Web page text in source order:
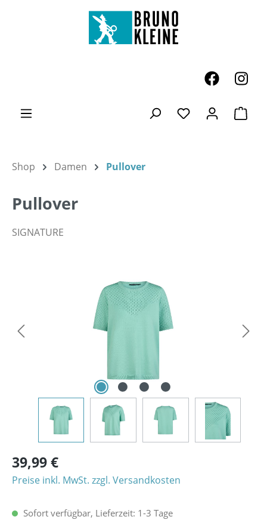
Zum Hauptinhalt springen
Du hast 0
Shop Damen Pullover
Pullover
SIGNATURE
39,99 €
Preise inkl. MwSt. zzgl. Versandkosten
Sofort verfügbar, Lieferzeit: 1-3 Tage